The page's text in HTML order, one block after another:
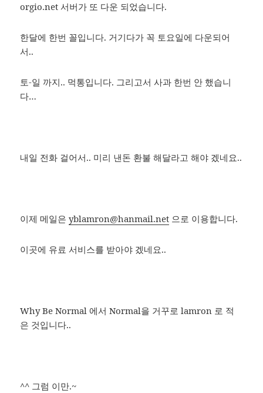
orgio.net 서버가 또 다운 되었습니다.
한달에 한번 꼴입니다. 거기다가 꼭 토요일에 다운되어
서..
토-일 까지.. 먹통입니다. 그리고서 사과 한번 안 했습니
다…
내일 전화 걸어서.. 미리 낸돈 환불 해달라고 해야 겠네요..
이제 메일은yblamron@hanmail.net 으로 이용합니다.
이곳에 유료 서비스를 받아야 겠네요..
Why Be Normal 에서 Normal을 거꾸로 lamron 로 적
은 것입니다..
^^ 그럼 이만.~